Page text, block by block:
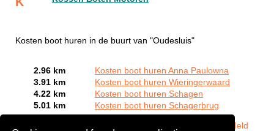
Kosten boot huren in de buurt van "Oudesluis"
2.96 km
Kosten boot huren Anna Paulowna
3.91 km
Kosten boot huren Wieringerwaard
4.22 km
Kosten boot huren Schagen
5.01 km
Kosten boot huren Schagerbrug
Meld